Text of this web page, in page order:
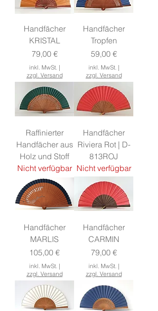
Handfächer
KRISTAL
Preis
79,00 €
inkl. MwSt. |
zzgl. Versand
Handfächer
Tropfen
Preis
59,00 €
inkl. MwSt. |
zzgl. Versand
Raffinierter
Handfächer aus
Holz und Stoff
Nicht verfügbar
Handfächer
Riviera Rot | D-
813ROJ
Nicht verfügbar
Handfächer
MARLIS
Preis
105,00 €
inkl. MwSt. |
zzgl. Versand
Handfächer
CARMIN
Preis
79,00 €
inkl. MwSt. |
zzgl. Versand